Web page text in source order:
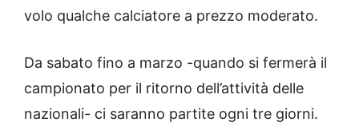
volo qualche calciatore a prezzo moderato.
Da sabato fino a marzo -quando si fermerà il
campionato per il ritorno dell’attività delle
nazionali- ci saranno partite ogni tre giorni.